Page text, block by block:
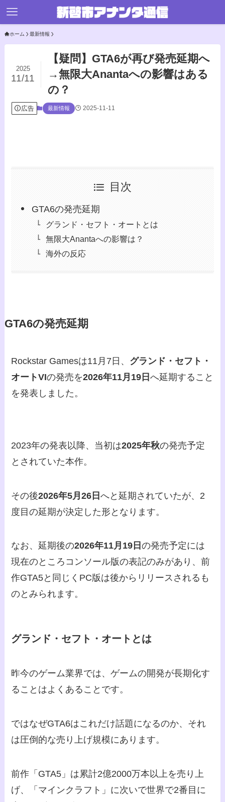
ホーム 最新情報
【疑問】GTA6が再び発売延期へ
→無限大Anantaへの影響はある
の？
2025
11/11
広告 最新情報 2025-11-11
目次
GTA6の発売延期
グランド・セフト・オートとは
無限大Anantaへの影響は？
海外の反応
GTA6の発売延期
Rockstar Gamesは11月7日、 グランド・セフト・
オートVIの発売を2026年11月19日へ延期すること
を発表しました。
2023年の発表以降、当初は2025年秋の発売予定
とされていた本作。
その後2026年5月26日へと延期されていたが、2
度目の延期が決定した形となります。
なお、延期後の2026年11月19日の発売予定には
現在のところコンソール版の表記のみがあり、前
作GTA5と同じくPC版は後からリリースされるも
のとみられます。
グランド・セフト・オートとは
昨今のゲーム業界では、ゲームの開発が長期化す
ることはよくあることです。
ではなぜGTA6はこれだけ話題になるのか、それ
は圧倒的な売り上げ規模にあります。
前作「GTA5」は累計2億2000万本以上を売り上
げ、「マインクラフト」に次いで世界で2番目に